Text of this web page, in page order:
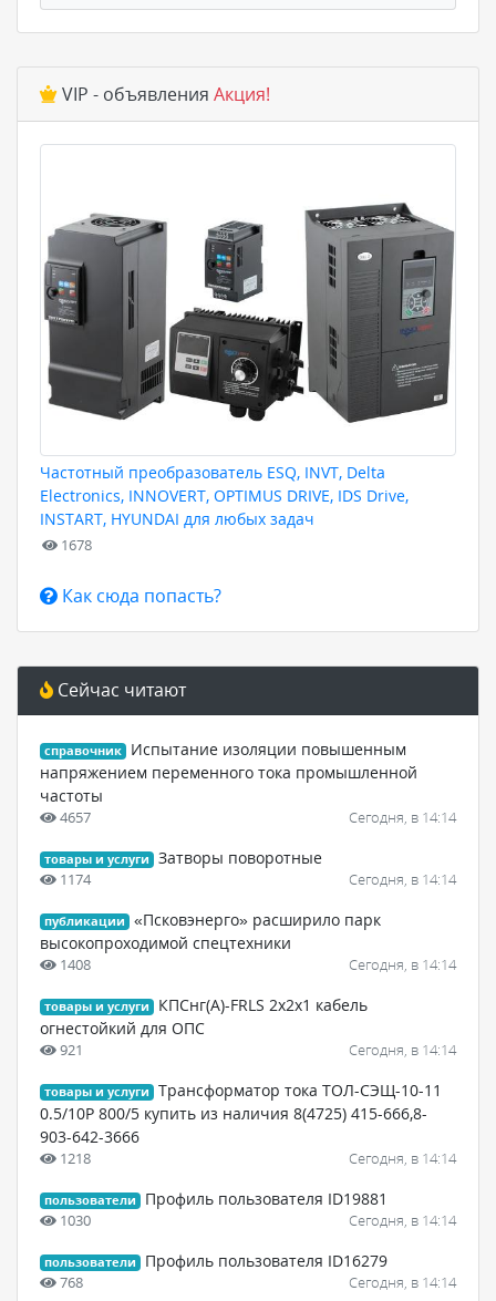
VIP - объявления Акция!
Частотный преобразователь ESQ, INVT, Delta
Electronics, INNOVERT, OPTIMUS DRIVE, IDS Drive,
INSTART, HYUNDAI для любых задач
1678
Как сюда попасть?
Сейчас читают
справочник
Испытание изоляции повышенным
напряжением переменного тока промышленной
частоты
4657 Сегодня, в 14:14
товары и услуги Затворы поворотные
1174 Сегодня, в 14:14
публикации
«Псковэнерго» расширило парк
высокопроходимой спецтехники
1408 Сегодня, в 14:14
товары и услуги
КПСнг(А)-FRLS 2х2х1 кабель
огнестойкий для ОПС
921 Сегодня, в 14:14
товары и услуги
Трансформатор тока ТОЛ-СЭЩ-10-11
0.5/10Р 800/5 купить из наличия 8(4725) 415-666,8-
903-642-3666
1218 Сегодня, в 14:14
пользователи Профиль пользователя ID19881
1030 Сегодня, в 14:14
пользователи Профиль пользователя ID16279
768 Сегодня, в 14:14